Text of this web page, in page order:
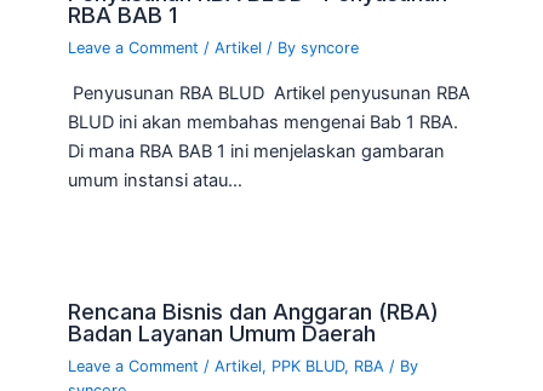
RBA BAB 1
Leave a Comment /Artikel / Bysyncore
Penyusunan RBA BLUD Artikel penyusunan RBA
BLUD ini akan membahas mengenai Bab 1 RBA.
Di mana RBA BAB 1 ini menjelaskan gambaran
umum instansi atau…
Rencana Bisnis dan Anggaran (RBA)
Badan Layanan Umum Daerah
Leave a Comment /Artikel, PPK BLUD, RBA / By